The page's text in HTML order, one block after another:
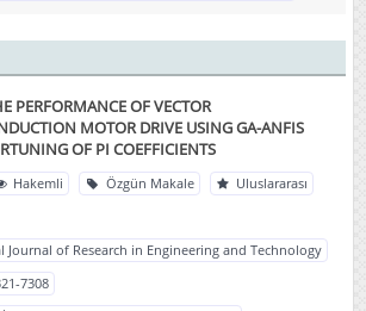
PERFORMANCE OF VECTOR
MOTOR DRIVE USING GA-ANFIS
OF PI COEFFICIENTS
Hakemli Özgün Makale
Uluslararası
Journal of Research in Engineering and Technology
7308